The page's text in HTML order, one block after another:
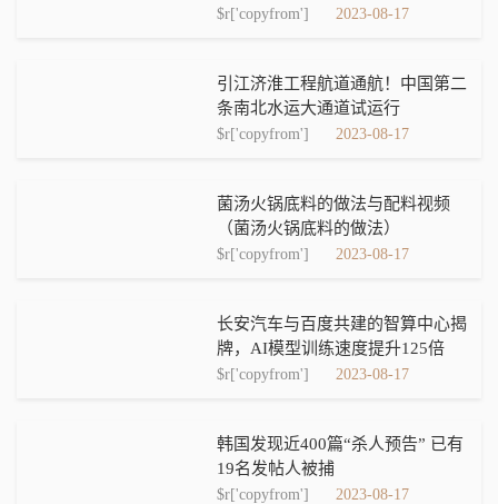
$r['copyfrom'] 2023-08-17
引江济淮工程航道通航！中国第二
条南北水运大通道试运行
$r['copyfrom'] 2023-08-17
菌汤火锅底料的做法与配料视频
（菌汤火锅底料的做法）
$r['copyfrom'] 2023-08-17
长安汽车与百度共建的智算中心揭
牌，AI模型训练速度提升125倍
$r['copyfrom'] 2023-08-17
韩国发现近400篇“杀人预告” 已有
19名发帖人被捕
$r['copyfrom'] 2023-08-17